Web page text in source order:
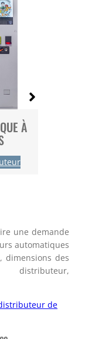
À
une demande
automatiques
dimensions des
de